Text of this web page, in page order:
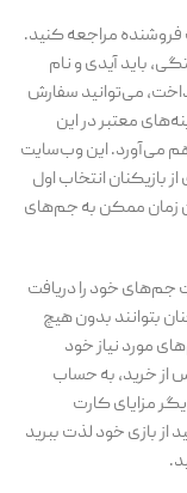
فروشنده مراجعه کنید.
باید آیدی و نام
می‌توانید سفارش
معتبر در این
می‌آورد. این وب‌سایت
بازیکنان انتخاب اول
زمان ممکن به جم‌های
جم‌های خود را دریافت
بتوانند بدون هیچ
مورد نیاز خود
خرید، به حساب
مزایای کارت
از بازی خود لذت ببرید